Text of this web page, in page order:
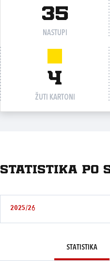
35
NASTUPI
4
ŽUTI KARTONI
Statistika po
2025/26
STATISTIKA